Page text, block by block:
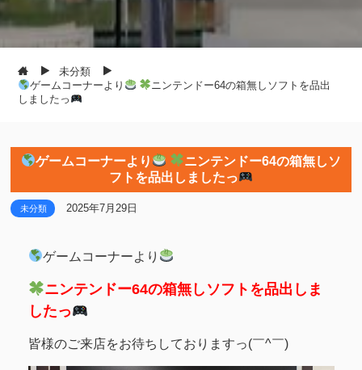
未分類
ゲームコーナーより
ニンテンドー64の箱無しソフトを品出
しましたっ
ゲームコーナーより
ニンテンドー64の箱無しソ
フトを品出しましたっ
未分類 2025年7月29日
ゲームコーナーより
ニンテンドー64の箱無しソフトを品出しま
したっ
皆様のご来店をお待ちしておりますっ(￣^￣)ゞ